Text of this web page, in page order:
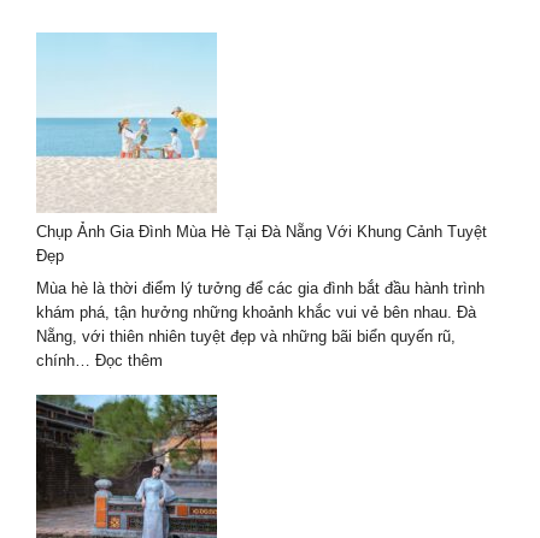
Chụp Ảnh Gia Đình Mùa Hè Tại Đà Nẵng Với Khung Cảnh Tuyệt
Đẹp
Mùa hè là thời điểm lý tưởng để các gia đình bắt đầu hành trình
khám phá, tận hưởng những khoảnh khắc vui vẻ bên nhau. Đà
Nẵng, với thiên nhiên tuyệt đẹp và những bãi biển quyến rũ,
chính… Đọc thêm
Ảnh
Gia
Đình
Mùa
Hè
Tại